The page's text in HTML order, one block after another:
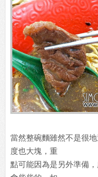
當然整碗麵雖然不是很
度也大塊，重
點可能因為是另外準備